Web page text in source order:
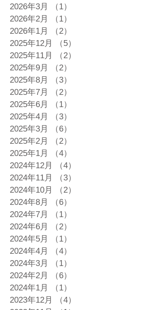
2026年3月
（1）
2026年2月
（1）
2026年1月
（2）
2025年12月
（5）
2025年11月
（2）
2025年9月
（2）
2025年8月
（3）
2025年7月
（2）
2025年6月
（1）
2025年4月
（3）
2025年3月
（6）
2025年2月
（2）
2025年1月
（4）
2024年12月
（4）
2024年11月
（3）
2024年10月
（2）
2024年8月
（6）
2024年7月
（1）
2024年6月
（2）
2024年5月
（1）
2024年4月
（4）
2024年3月
（1）
2024年2月
（6）
2024年1月
（1）
2023年12月
（4）